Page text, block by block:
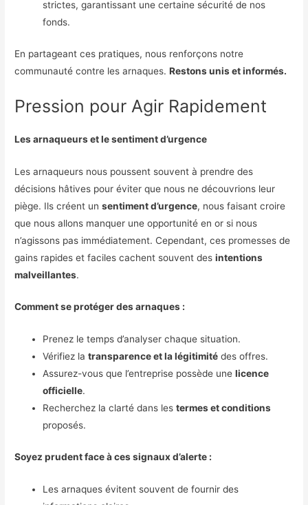
strictes, garantissant une certaine sécurité de nos
fonds.
En partageant ces pratiques, nous renforçons notre
communauté contre les arnaques.Restons unis et informés.
Pression pour Agir Rapidement
Les arnaqueurs et le sentiment d’urgence
Les arnaqueurs nous poussent souvent à prendre des
décisions hâtives pour éviter que nous ne découvrions leur
piège. Ils créent unsentiment d’urgence, nous faisant croire
que nous allons manquer une opportunité en or si nous
n’agissons pas immédiatement. Cependant, ces promesses de
gains rapides et faciles cachent souvent desintentions
malveillantes.
Comment se protéger des arnaques :
Prenez le temps d’analyser chaque situation.
Vérifiez latransparence et la légitimité des offres.
Assurez-vous que l’entreprise possède unelicence
officielle.
Recherchez la clarté dans lestermes et conditions
proposés.
Soyez prudent face à ces signaux d’alerte :
Les arnaques évitent souvent de fournir des